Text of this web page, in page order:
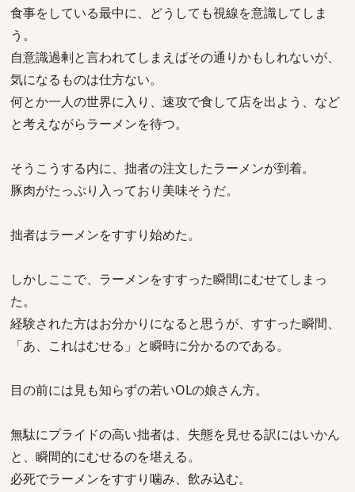
食事をしている最中に、どうしても視線を意識してしま
う。
自意識過剰と言われてしまえばその通りかもしれないが、
気になるものは仕方ない。
何とか一人の世界に入り、速攻で食して店を出よう、など
と考えながらラーメンを待つ。
そうこうする内に、拙者の注文したラーメンが到着。
豚肉がたっぷり入っており美味そうだ。
拙者はラーメンをすすり始めた。
しかしここで、ラーメンをすすった瞬間にむせてしまっ
た。
経験された方はお分かりになると思うが、すすった瞬間、
「あ、これはむせる」と瞬時に分かるのである。
目の前には見も知らずの若いOLの娘さん方。
無駄にプライドの高い拙者は、失態を見せる訳にはいかん
と、瞬間的にむせるのを堪える。
必死でラーメンをすすり噛み、飲み込む。